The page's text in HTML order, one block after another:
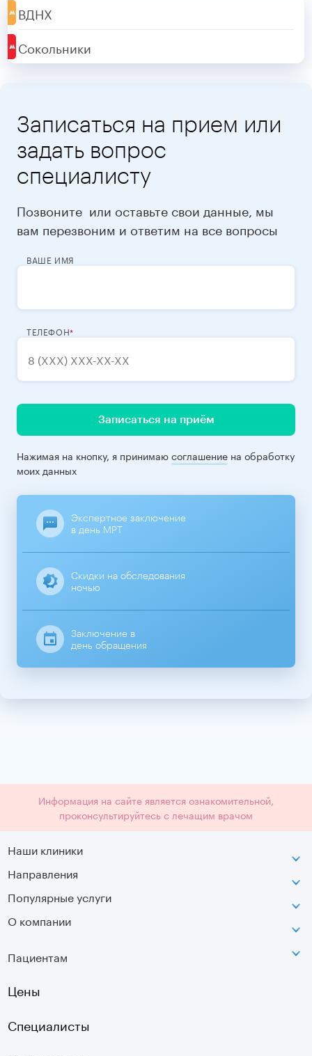
ВДНХ
Сокольники
Записаться на прием или
задать вопрос
специалисту
Позвоните или оставьте свои данные, мы
вам перезвоним и ответим на все вопросы
ВАШЕ ИМЯ
ТЕЛЕФОН
Записаться на приём
Нажимая на кнопку, я принимаюсоглашение на обработку
моих данных
Экспертное заключение
в день МРТ
Скидки на обследования
ночью
Заключение в
день обращения
Информация на сайте является ознакомительной,
проконсультируйтесь с лечащим врачом
Наши клиники
ВДНХ
г. Москва, ул. Стромынка, д. 11
Направления
Неврология
Ортопедия-травматология
Популярные услуги
МРТ
УЗИ
Плазмотерапия суставов
О компании
Инфо
Пациентам
Первичный прием
Цены
Специалисты